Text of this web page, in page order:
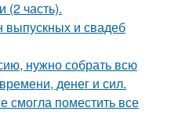
(2 часть).
выпускных и свадеб
нужно собрать всю
денег и сил.
поместить все